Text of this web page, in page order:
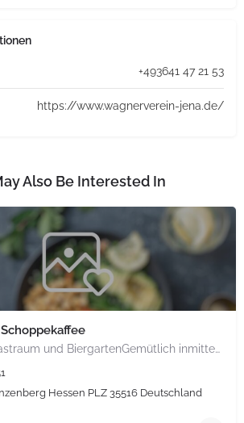
+493641 47 21 53
https://www.wagnerverein-jena.de/
Also Be Interested In
ein Dorftreff mit Gastraum und BiergartenGemütlich inmitten unserem idyllischen Trais Münzenberg, entlang…
Hessen PLZ 35516 Deutschland